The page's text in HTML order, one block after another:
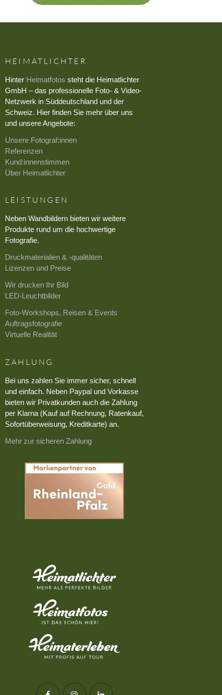
HEIMATLICHTER
Hinter Heimatfotos steht die Heimatlichter
GmbH – das professionelle Foto- & Video-
Netzwerk in Süddeutschland und der
Schweiz. Hier finden Sie mehr über uns
und unsere Angebote:
Unsere Fotograf:innen
Referenzen
Kund:innenstimmen
Über Heimatlichter
LEISTUNGEN
Neben Wandbildern bieten wir weitere
Produkte rund um die hochwertige
Fotografie.
Druckmaterialien & -qualitäten
Lizenzen und Preise
Wir drucken Ihr Bild
LED-Leuchtbilder
Foto-Workshops, Reisen & Events
Auftragsfotografie
Virtuelle Realität
ZAHLUNG
Bei uns zahlen Sie immer sicher, schnell
und einfach. Neben Paypal und Vorkasse
bieten wir Privatkunden auch die Zahlung
per Klarna (Kauf auf Rechnung, Ratenkauf,
Sofortüberweisung, Kreditkarte) an.
Mehr zur sicheren Zahlung